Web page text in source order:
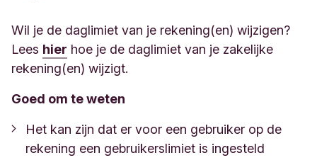
Wil je de daglimiet van je rekening(en) wijzigen?
Lees hier hoe je de daglimiet van je zakelijke
rekening(en) wijzigt.
Goed om te weten
Het kan zijn dat er voor een gebruiker op de
rekening een gebruikerslimiet is ingesteld